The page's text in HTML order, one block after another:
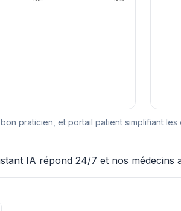
praticien, et portail patient simplifiant les
IA répond 24/7 et nos médecins